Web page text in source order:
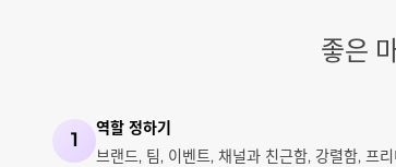
좋은
1
역할 정하기
브랜드, 팀, 이벤트, 채널과 친근함, 강렬함, 프